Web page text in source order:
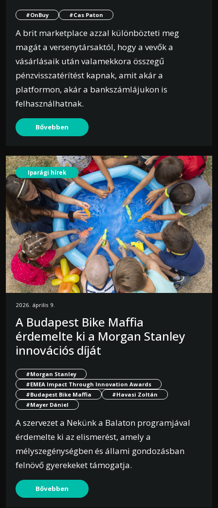
#OnBuy #Cas Paton
A brit marketplace azzal különbözteti meg
magát a versenytársaktól, hogy a vevők a
vásárlásaik után valamekkora összegű
pénzvisszatérítést kapnak, amit akár a
platformon, akár a bankszámlájukon is
felhasználhatnak.
Bővebben
Iparági hírek
2026. április 9.
A Budapest Bike Maffia
érdemelte ki a Morgan Stanley
innovációs díját
#Morgan Stanley
#EMEA Impact Through Innovation Awards
#Budapest Bike Maffia
#Havasi Zoltán
#Mayer Dániel
A szervezet a Nekünk a Balaton programjával
érdemelte ki az elismerést, amely a
mélyszegénységben és állami gondozásban
felnövő gyerekeket támogatja.
Bővebben